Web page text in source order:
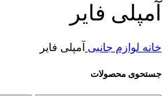
آمپلی فایر
خانه لوازم جانبی آمپلی فایر
جستحوی محصولات